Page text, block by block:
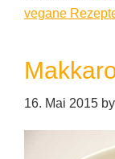
vegane
16. Mai 2015 by